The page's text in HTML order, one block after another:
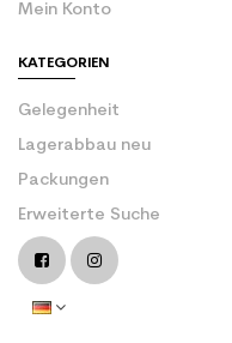
Mein Konto
KATEGORIEN
Gelegenheit
Lagerabbau neu
Packungen
Erweiterte Suche